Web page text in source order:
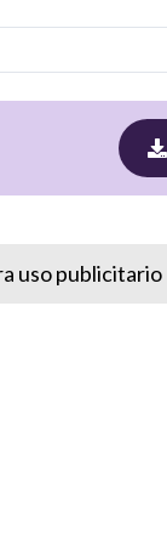
uso publicitario